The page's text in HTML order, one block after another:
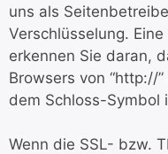
uns als
Verschlüsselung.
erkennen Sie daran,
Browsers von “http://
dem Schloss-Symbol
Wenn die SSL- bzw.